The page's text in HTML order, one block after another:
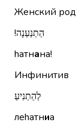
Женский род
הַתְנַעְנָה!‏
hатнана!
Инфинитив
לְהַתְנִיעַ
леhатниа